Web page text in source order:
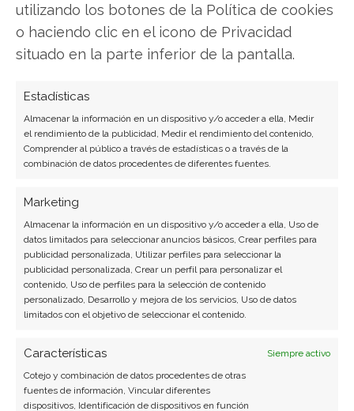
utilizando los botones de la Política de cookies
o haciendo clic en el icono de Privacidad
situado en la parte inferior de la pantalla.
Estadísticas
Almacenar la información en un dispositivo y/o acceder a ella, Medir
el rendimiento de la publicidad, Medir el rendimiento del contenido,
Comprender al público a través de estadísticas o a través de la
combinación de datos procedentes de diferentes fuentes.
Marketing
Almacenar la información en un dispositivo y/o acceder a ella, Uso de
datos limitados para seleccionar anuncios básicos, Crear perfiles para
publicidad personalizada, Utilizar perfiles para seleccionar la
publicidad personalizada, Crear un perfil para personalizar el
contenido, Uso de perfiles para la selección de contenido
personalizado, Desarrollo y mejora de los servicios, Uso de datos
limitados con el objetivo de seleccionar el contenido.
Características
Siempre activo
Cotejo y combinación de datos procedentes de otras
fuentes de información, Vincular diferentes
dispositivos, Identificación de dispositivos en función
Javier Martínez González
Ingeniero de software convertido en escritor
hardware, software empresarial y computación en
Ver todos los artículos →